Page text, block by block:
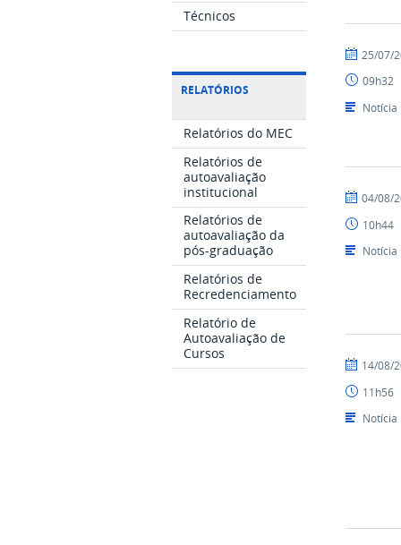
Técnicos
RELATÓRIOS
Relatórios do MEC
Relatórios de
autoavaliação
institucional
Relatórios de
autoavaliação da
pós-graduação
Relatórios de
Recredenciamento
Relatório de
Autoavaliação de
Cursos
por
publicado
25/07/
09h32
Notícia
por
publicado
04/08/
10h44
Notícia
por
publicado
14/08/
11h56
Notícia